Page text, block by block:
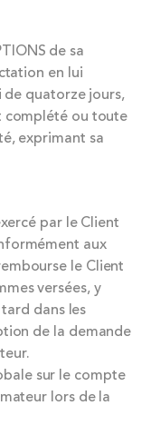
de sa
en lui
de quatorze jours,
ou toute
exprimant sa
par le Client
aux
le Client
versées, y
dans les
de la demande
sur le compte
lors de la